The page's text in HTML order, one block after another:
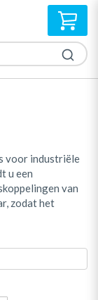
voor industriële
u een
van
zodat het